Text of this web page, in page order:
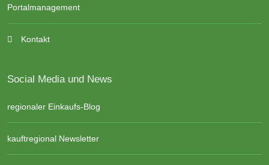
Portalmanagement
Kontakt
Social Media und News
regionaler Einkaufs-Blog
kauftregional Newsletter